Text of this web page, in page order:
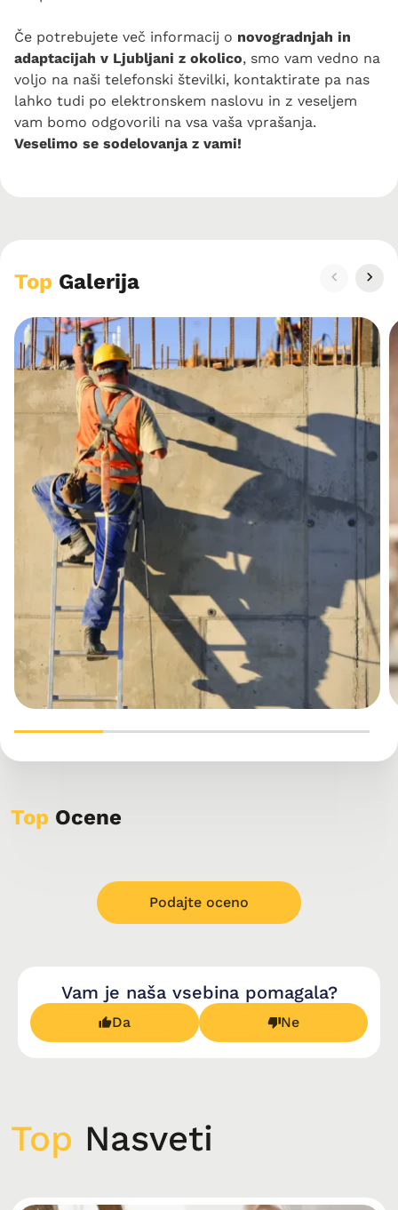
Če potrebujete več informacij o novogradnjah in
adaptacijah v Ljubljani z okolico, smo vam vedno na
voljo na naši telefonski številki, kontaktirate pa nas
lahko tudi po elektronskem naslovu in z veseljem
vam bomo odgovorili na vsa vaša vprašanja.
Veselimo se sodelovanja z vami!
Top Galerija
Top Ocene
Podajte oceno
Vam je naša vsebina pomagala?
Da Ne
Top Nasveti